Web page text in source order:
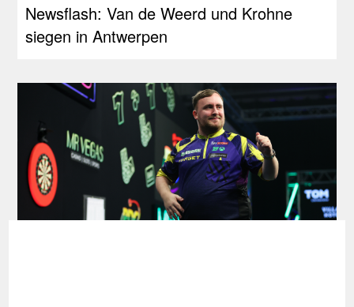
Newsflash: Van de Weerd und Krohne
siegen in Antwerpen